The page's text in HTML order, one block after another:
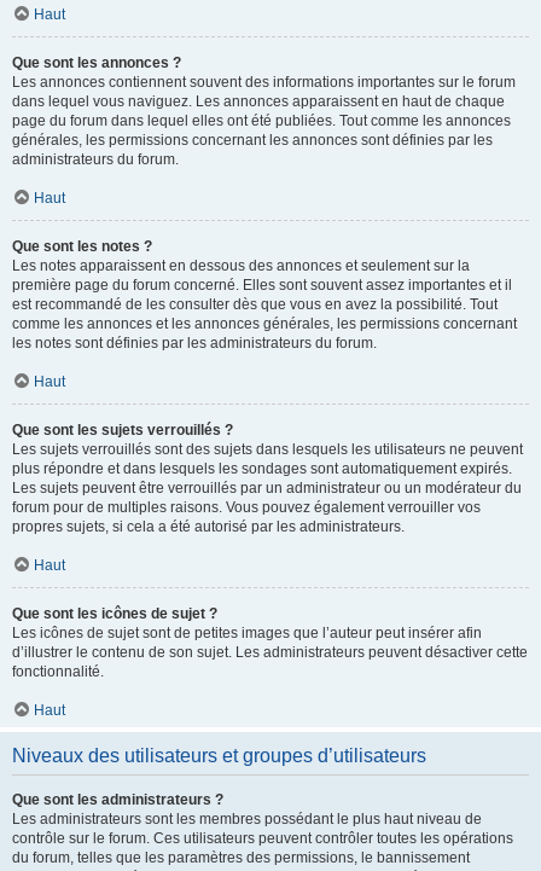
Haut
Que sont les annonces ?
Les annonces contiennent souvent des informations importantes sur le forum
dans lequel vous naviguez. Les annonces apparaissent en haut de chaque
page du forum dans lequel elles ont été publiées. Tout comme les annonces
générales, les permissions concernant les annonces sont définies par les
administrateurs du forum.
Haut
Que sont les notes ?
Les notes apparaissent en dessous des annonces et seulement sur la
première page du forum concerné. Elles sont souvent assez importantes et il
est recommandé de les consulter dès que vous en avez la possibilité. Tout
comme les annonces et les annonces générales, les permissions concernant
les notes sont définies par les administrateurs du forum.
Haut
Que sont les sujets verrouillés ?
Les sujets verrouillés sont des sujets dans lesquels les utilisateurs ne peuvent
plus répondre et dans lesquels les sondages sont automatiquement expirés.
Les sujets peuvent être verrouillés par un administrateur ou un modérateur du
forum pour de multiples raisons. Vous pouvez également verrouiller vos
propres sujets, si cela a été autorisé par les administrateurs.
Haut
Que sont les icônes de sujet ?
Les icônes de sujet sont de petites images que l’auteur peut insérer afin
d’illustrer le contenu de son sujet. Les administrateurs peuvent désactiver cette
fonctionnalité.
Haut
Niveaux des utilisateurs et groupes d’utilisateurs
Que sont les administrateurs ?
Les administrateurs sont les membres possédant le plus haut niveau de
contrôle sur le forum. Ces utilisateurs peuvent contrôler toutes les opérations
du forum, telles que les paramètres des permissions, le bannissement